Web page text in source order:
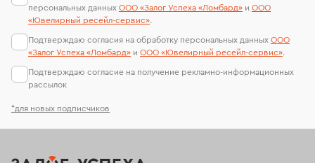
*для новых подписчиков
персональных данных ООО «Залог Успеха «Ломбард» и ООО
«Ювелирный ресейл-сервиc».
Подтверждаю согласия на обработку персональных данных ООО
«Залог Успеха «Ломбард» и ООО «Ювелирный ресейл-сервиc».
Подтверждаю согласие на получение рекламно-информационных
рассылок